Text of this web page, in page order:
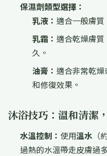
保濕劑類型選擇：
乳液： 適合一般膚
乳霜： 適合乾燥膚
久。
油膏： 適合非常乾
和修復效果。
沐浴技巧：溫和清潔
水溫控制： 使用溫水
過熱的水溫帶走皮膚過